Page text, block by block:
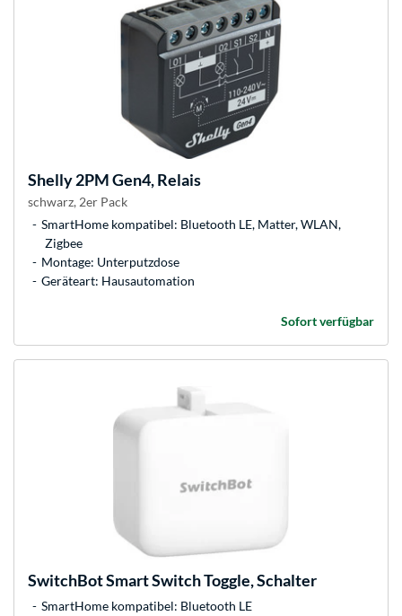
Shelly2PM Gen4, Relais
schwarz, 2er Pack
SmartHome kompatibel: Bluetooth LE, Matter, WLAN,
Zigbee
Montage: Unterputzdose
Geräteart: Hausautomation
Sofort verfügbar
SwitchBotSmart Switch Toggle, Schalter
SmartHome kompatibel: Bluetooth LE